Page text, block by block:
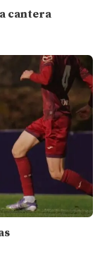
cantera